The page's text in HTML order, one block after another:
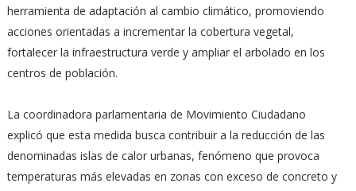
herramienta de adaptación al cambio climático, promoviendo
acciones orientadas a incrementar la cobertura vegetal,
fortalecer la infraestructura verde y ampliar el arbolado en los
centros de población.
La coordinadora parlamentaria de Movimiento Ciudadano
explicó que esta medida busca contribuir a la reducción de las
denominadas islas de calor urbanas, fenómeno que provoca
temperaturas más elevadas en zonas con exceso de concreto y